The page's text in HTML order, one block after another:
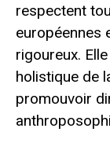
respectent
européennes
rigoureux.
holistique de
promouvoir